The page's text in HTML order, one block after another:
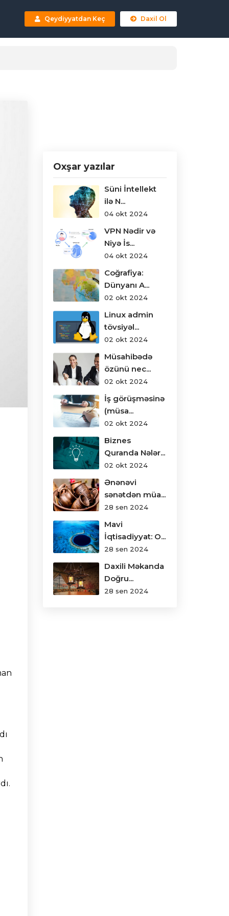
Qeydiyyatdan Keç Daxil Ol
Oxşar yazılar
Süni İntellekt
ilə N...
04 okt 2024
VPN Nədir və
Niyə İs...
04 okt 2024
Coğrafiya:
Dünyanı A...
02 okt 2024
Linux admin
tövsiyəl...
02 okt 2024
Müsahibədə
özünü nec...
02 okt 2024
İş görüşməsinə
(müsa...
02 okt 2024
Biznes
Quranda Nələr...
02 okt 2024
Ənənəvi
sənətdən müa...
28 sen 2024
Mavi
İqtisadiyyat: O...
28 sen 2024
Daxili Məkanda
Doğru...
28 sen 2024